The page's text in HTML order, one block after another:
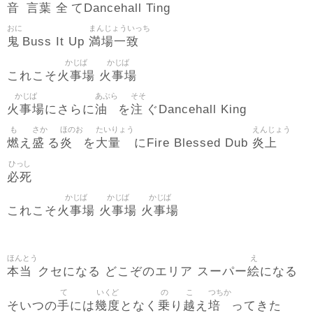
音 言葉 全 てDancehall Ting
鬼
おに
Buss It Up 満場一致
まんじょういっち
これこそ火事場
かじば
火事場
かじば
火事場
かじば
にさらに油
あぶら
を注
そそ
ぐDancehall King
燃
も
え 盛
さか
る炎
ほのお
を大量
たいりょう
にFire Blessed Dub 炎上
えんじょう
必死
ひっし
これこそ火事場
かじば
火事場
かじば
火事場
かじば
本当
ほんとう
クセになる どこぞのエリア スーパー絵
え
になる
そいつの手
て
には幾度
いくど
となく 乗
の
り 越
こ
え 培
つちか
ってきた